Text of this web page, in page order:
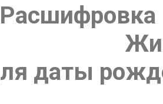
Расшифровка
даты